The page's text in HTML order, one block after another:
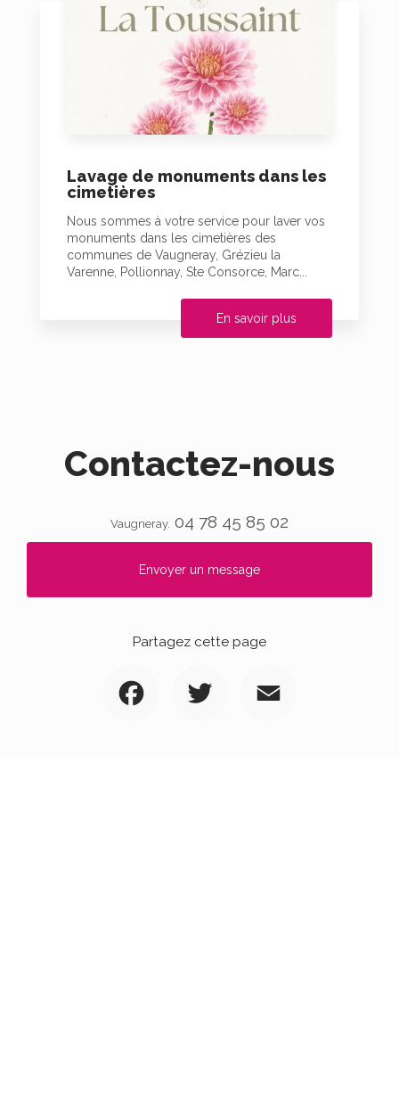
Lavage de monuments dans les
cimetières
Nous sommes à votre service pour laver vos
monuments dans les cimetières des
communes de Vaugneray, Grézieu la
Varenne, Pollionnay, Ste Consorce, Marc...
En savoir plus
Contactez-nous
Vaugneray. 04 78 45 85 02
Envoyer un message
Partagez cette page